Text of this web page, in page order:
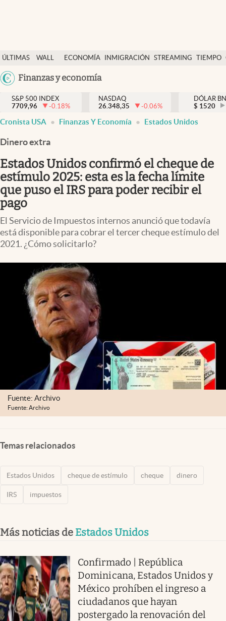
ÚLTIMAS
NOTICIAS
WALL
DÓLAR
ECONOMÍA INMIGRACIÓN STREAMING TIEMPO
México
USA
Finanzas y economía
Finanzas y economía
Wall Street y dólar
Inmigración
Espiritual
Streaming
PC y mobile
Lifestyle
S&P 500 INDEX
7709,96
-0.18%
NASDAQ
26.348,35
-0.06%
DÓLAR
$ 1520
Cronista USA Finanzas Y Economía Estados Unidos
Dinero extra
Estados Unidos confirmó el cheque de
estímulo 2025: esta es la fecha límite
que puso el IRS para poder recibir el
pago
El Servicio de Impuestos internos anunció que todavía
está disponible para cobrar el tercer cheque estímulo del
2021. ¿Cómo solicitarlo?
Fuente: Archivo
Fuente: Archivo
Temas relacionados
Estados Unidos cheque de estímulo cheque dinero
IRS impuestos
Más noticias de Estados Unidos
Confirmado | República
Dominicana, Estados Unidos y
México prohíben el ingreso a
ciudadanos que hayan
postergado la renovación del